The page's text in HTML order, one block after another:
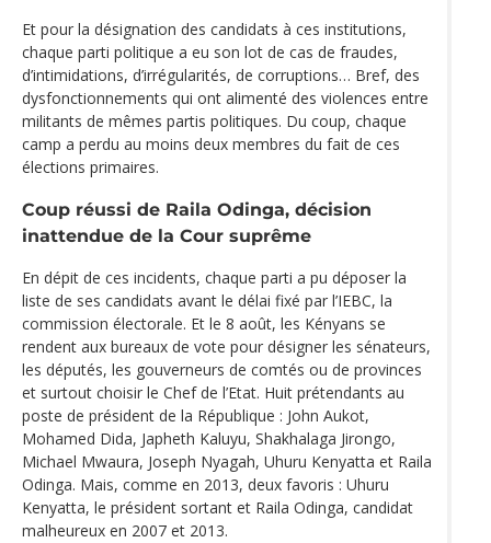
Et pour la désignation des candidats à ces institutions,
chaque parti politique a eu son lot de cas de fraudes,
d’intimidations, d’irrégularités, de corruptions… Bref, des
dysfonctionnements qui ont alimenté des violences entre
militants de mêmes partis politiques. Du coup, chaque
camp a perdu au moins deux membres du fait de ces
élections primaires.
Coup réussi de Raila Odinga, décision
inattendue de la Cour suprême
En dépit de ces incidents, chaque parti a pu déposer la
liste de ses candidats avant le délai fixé par l’IEBC, la
commission électorale. Et le 8 août, les Kényans se
rendent aux bureaux de vote pour désigner les sénateurs,
les députés, les gouverneurs de comtés ou de provinces
et surtout choisir le Chef de l’Etat. Huit prétendants au
poste de président de la République : John Aukot,
Mohamed Dida, Japheth Kaluyu, Shakhalaga Jirongo,
Michael Mwaura, Joseph Nyagah, Uhuru Kenyatta et Raila
Odinga. Mais, comme en 2013, deux favoris : Uhuru
Kenyatta, le président sortant et Raila Odinga, candidat
malheureux en 2007 et 2013.